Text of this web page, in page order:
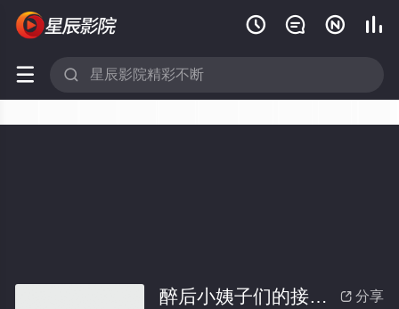
   
 
 分享
醉后小姨子们的接力包房